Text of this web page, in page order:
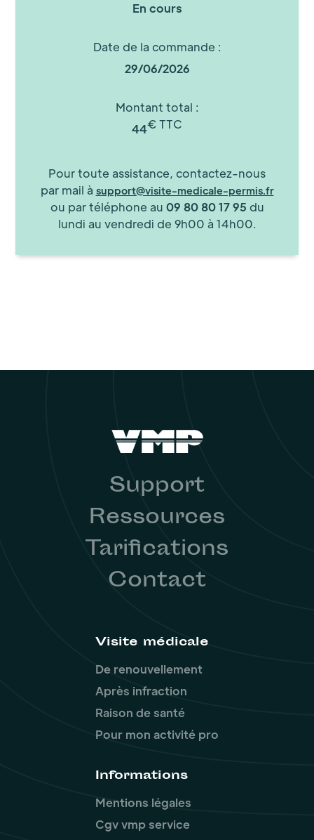
En cours
Date de la commande :
29/06/2026
Montant total :
44€ TTC
Pour toute assistance, contactez-nous
par mail à support@visite-medicale-permis.fr
ou par téléphone au 09 80 80 17 95 du
lundi au vendredi de 9h00 à 14h00.
Support
Ressources
Tarifications
Contact
Visite médicale
De renouvellement
Après infraction
Raison de santé
Pour mon activité pro
Informations
Mentions légales
Cgv vmp service